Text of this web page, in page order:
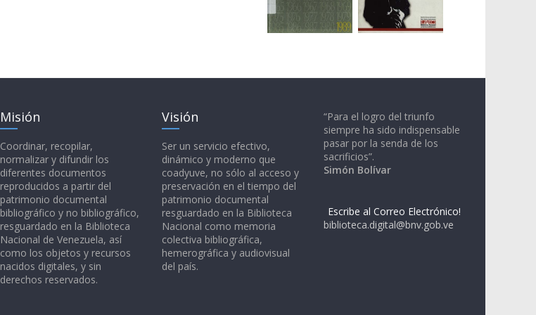
Misión
Coordinar, recopilar,
normalizar y difundir los
diferentes documentos
reproducidos a partir del
patrimonio documental
bibliográfico y no bibliográfico,
resguardado en la Biblioteca
Nacional de Venezuela, así
como los objetos y recursos
nacidos digitales, y sin
derechos reservados.
Visión
Ser un servicio efectivo,
dinámico y moderno que
coadyuve, no sólo al acceso y
preservación en el tiempo del
patrimonio documental
resguardado en la Biblioteca
Nacional como memoria
colectiva bibliográfica,
hemerográfica y audiovisual
del país.
“Para el logro del triunfo
siempre ha sido indispensable
pasar por la senda de los
sacrificios”.
Simón Bolívar
Escribe al Correo Electrónico!
biblioteca.digital@bnv.gob.ve